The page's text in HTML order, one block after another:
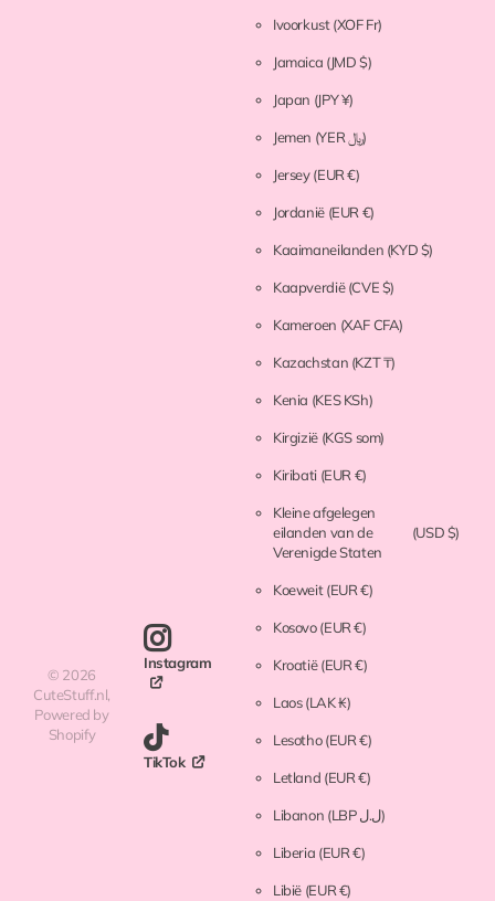
© 2026
CuteStuff.nl,
Powered by
Shopify
Instagram
TikTok
Ivoorkust(XOF Fr)
Jamaica (JMD $)
Japan (JPY ¥)
Jemen (YER ﷼)
Jersey(EUR €)
Jordanië (EUR €)
Kaaimaneilanden (KYD $)
Kaapverdië(CVE $)
Kameroen (XAF CFA)
Kazachstan (KZT ₸)
Kenia (KES KSh)
Kirgizië (KGS som)
Kiribati (EUR €)
Kleine afgelegen
eilanden van de
Verenigde Staten
(USD $)
Koeweit(EUR €)
Kosovo(EUR €)
Kroatië(EUR €)
Laos(LAK ₭)
Lesotho(EUR €)
Letland (EUR €)
Libanon (LBP ل.ل)
Liberia (EUR €)
Libië (EUR €)